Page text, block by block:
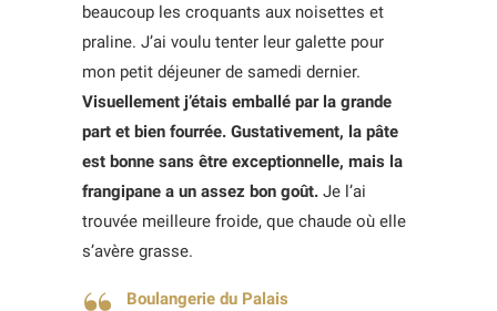
beaucoup les croquants aux noisettes et
praline. J’ai voulu tenter leur galette pour
mon petit déjeuner de samedi dernier.
Visuellement j’étais emballé par la grande
part et bien fourrée. Gustativement, la pâte
est bonne sans être exceptionnelle, mais la
frangipane a un assez bon goût. Je l’ai
trouvée meilleure froide, que chaude où elle
s’avère grasse.
Boulangerie du Palais